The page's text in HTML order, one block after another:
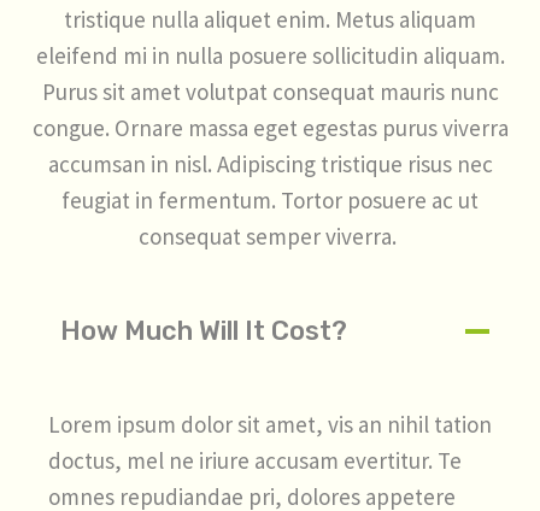
tristique nulla aliquet enim. Metus aliquam
eleifend mi in nulla posuere sollicitudin aliquam.
Purus sit amet volutpat consequat mauris nunc
congue. Ornare massa eget egestas purus viverra
accumsan in nisl. Adipiscing tristique risus nec
feugiat in fermentum. Tortor posuere ac ut
consequat semper viverra.
How Much Will It Cost?
Lorem ipsum dolor sit amet, vis an nihil tation
doctus, mel ne iriure accusam evertitur. Te
omnes repudiandae pri, dolores appetere